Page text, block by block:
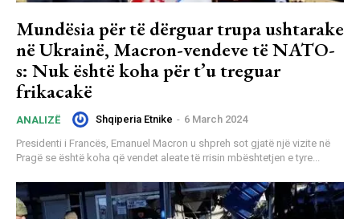
Mundësia për të dërguar trupa ushtarake
në Ukrainë, Macron-vendeve të NATO-
s: Nuk është koha për t’u treguar
frikacakë
ANALIZË Shqiperia Etnike - 6 March 2024
Presidenti i Francës, Emanuel Macron u shpreh sot gjatë një vizite në
Pragë se është koha që vendet aleate të rrisin mbështetjen e tyre...